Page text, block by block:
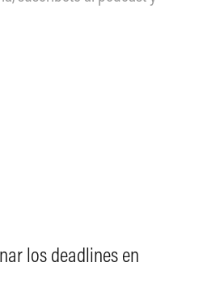
los deadlines en